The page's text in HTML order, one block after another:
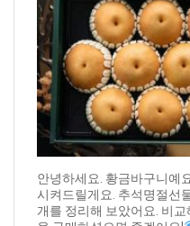
안녕하세요. 황금바구니예
시켜드릴게요. 추석명절선
개를 정리해 보았어요. 비